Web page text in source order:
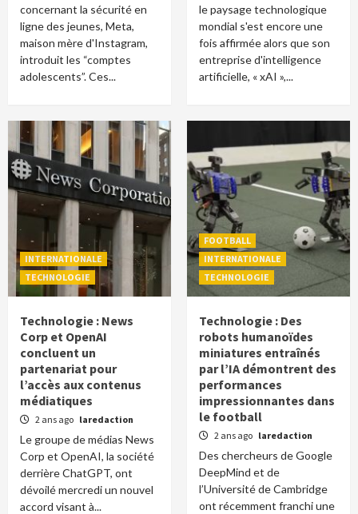
concernant la sécurité en
ligne des jeunes, Meta,
maison mère d'Instagram,
introduit les “comptes
adolescents”. Ces...
le paysage technologique
mondial s'est encore une
fois affirmée alors que son
entreprise d'intelligence
artificielle, « xAI »,...
INTERNATIONALE
TECHNOLOGIE
Technologie : News
Corp et OpenAI
concluent un
partenariat pour
l’accès aux contenus
médiatiques
2 ans ago laredaction
Le groupe de médias News
Corp et OpenAI, la société
derrière ChatGPT, ont
dévoilé mercredi un nouvel
accord visant à...
FOOTBALL
INTERNATIONALE
TECHNOLOGIE
Technologie : Des
robots humanoïdes
miniatures entraînés
par l’IA démontrent des
performances
impressionnantes dans
le football
2 ans ago laredaction
Des chercheurs de Google
DeepMind et de
l’Université de Cambridge
ont récemment franchi une